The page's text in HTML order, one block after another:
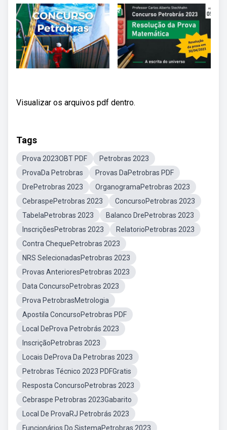
Visualizar os arquivos pdf dentro.
Tags
Prova 2023OBT PDF
Petrobras 2023
ProvaDa Petrobras
Provas DaPetrobras PDF
DrePetrobras 2023
OrganogramaPetrobras 2023
CebraspePetrobras 2023
ConcursoPetrobras 2023
TabelaPetrobras 2023
Balanco DrePetrobras 2023
InscriçõesPetrobras 2023
RelatorioPetrobras 2023
Contra ChequePetrobras 2023
NRS SelecionadasPetrobras 2023
Provas AnterioresPetrobras 2023
Data ConcursoPetrobras 2023
Prova PetrobrasMetrologia
Apostila ConcursoPetrobras PDF
Local DeProva Petrobrás 2023
InscriçãoPetrobras 2023
Locais DeProva Da Petrobras 2023
Petrobras Técnico 2023 PDFGratis
Resposta ConcursoPetrobras 2023
Cebraspe Petrobras 2023Gabarito
Local De ProvaRJ Petrobrás 2023
Funcionários Do SistemaPetrobras 2023